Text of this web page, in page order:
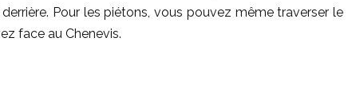
Pour les piétons, vous pouvez même traverser le
face au Chenevis.